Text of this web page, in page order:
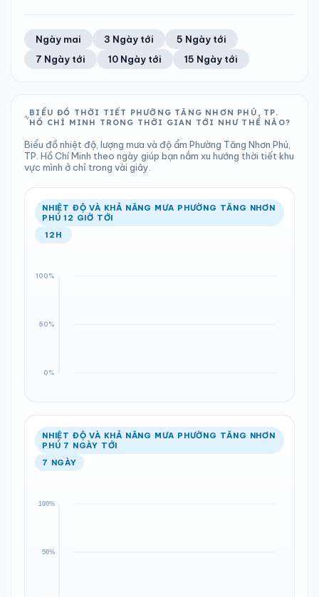
22°C 32%
Khả năng mưa
1.18 mm
Tổng cả ngày
1010 hPa
Bình thường
11
Chỉ số UV
Tốt
Ước lượng
21°C
Ổn định
1%
Khả năng mưa
Trung bình ngày Tốc độ gió
TIA UV TẦM NHÌN
LƯỢNG MƯA
0 mm
Tổng cả ngày
ÁP SUẤT
1010 hPa
Bình thường
Ổn định Khả năng mưa
Ngày mai 3 Ngày tới
5 Ngày tới
7 Ngày tới
10 Ngày tới 15 Ngày tới
BIỂU ĐỒ THỜI TIẾT PHƯỜNG TĂNG NHƠN PHÚ, TP.
HỒ CHÍ MINH TRONG THỜI GIAN TỚI NHƯ THẾ NÀO?
Biểu đồ nhiệt độ, lượng mưa và độ ẩm Phường Tăng Nhơn Phú,
TP. Hồ Chí Minh theo ngày giúp bạn nắm xu hướng thời tiết khu
vực mình ở chỉ trong vài giây.
NHIỆT ĐỘ VÀ KHẢ NĂNG MƯA PHƯỜNG TĂNG NHƠN
PHÚ 12 GIỜ TỚI
12H
NHIỆT ĐỘ VÀ KHẢ NĂNG MƯA PHƯỜNG TĂNG NHƠN
PHÚ 7 NGÀY TỚI
7 NGÀY